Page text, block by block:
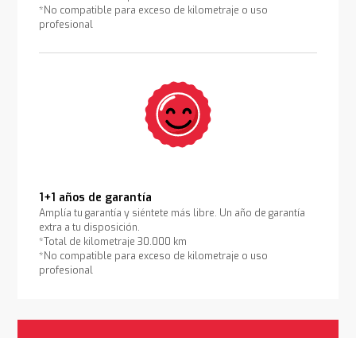
*No compatible para exceso de kilometraje o uso
profesional
1+1 años de garantía
Amplía tu garantía y siéntete más libre. Un año de garantía
extra a tu disposición.
*Total de kilometraje 30.000 km
*No compatible para exceso de kilometraje o uso
profesional